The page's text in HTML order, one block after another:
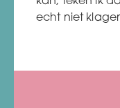
echt niet